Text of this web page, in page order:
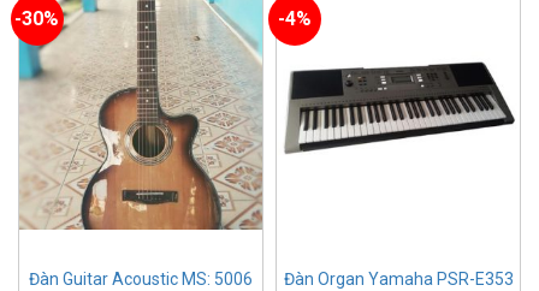
-30%
Đàn Guitar Acoustic MS: 5006
-4%
Đàn Organ Yamaha PSR-E353